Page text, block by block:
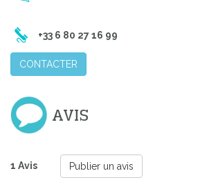
+33 6 80 27 16 99
CONTACTER
AVIS
1 Avis Publier un avis